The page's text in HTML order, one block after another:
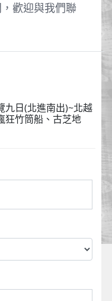
歡迎與我們聯
九日(北進南出)~北越
狂竹筒船、古芝地